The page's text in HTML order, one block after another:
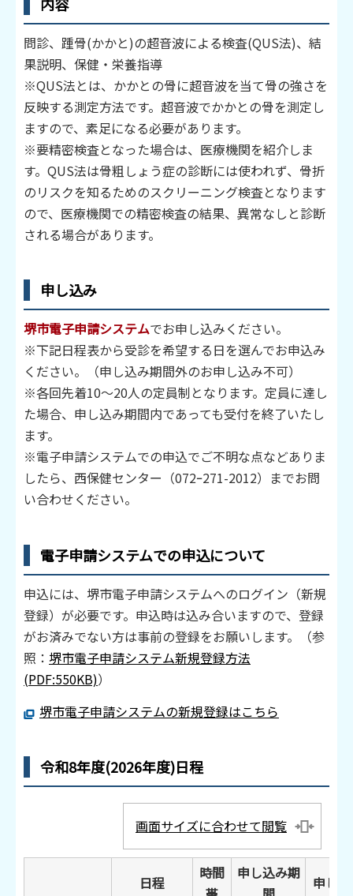
問診、踵骨(かかと)の超音波による検査(QUS法)、結
果説明、保健・栄養指導
※QUS法とは、かかとの骨に超音波を当て骨の強さを
反映する測定方法です。超音波でかかとの骨を測定し
ますので、素足になる必要があります。
※要精密検査となった場合は、医療機関を紹介しま
す。QUS法は骨粗しょう症の診断には使われず、骨折
のリスクを知るためのスクリーニング検査となります
ので、医療機関での精密検査の結果、異常なしと診断
される場合があります。
申し込み
堺市電子申請システムでお申し込みください。
※下記日程表から受診を希望する日を選んでお申込み
ください。（申し込み期間外のお申し込み不可）
※各回先着10～20人の定員制となります。定員に達し
た場合、申し込み期間内であっても受付を終了いたし
ます。
※電子申請システムでの申込でご不明な点などありま
したら、西保健センター（072ｰ271-2012）までお問
い合わせください。
電子申請システムでの申込について
申込には、堺市電子申請システムへのログイン（新規
登録）が必要です。申込時は込み合いますので、登録
がお済みでない方は事前の登録をお願いします。（参
照： 堺市電子申請システム新規登録方法
(PDF:550KB)）
堺市電子申請システムの新規登録はこちら
令和8年度(2026年度)日程
画面サイズに合わせて閲覧
日程
時間
申し込み期
申し